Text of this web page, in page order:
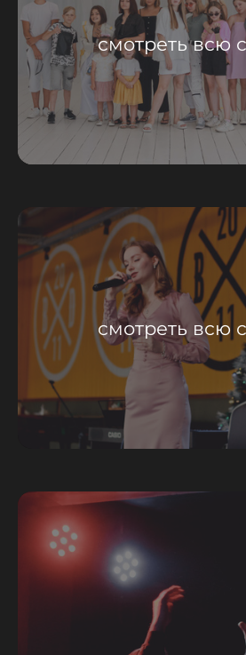
смотреть всю
смотреть всю